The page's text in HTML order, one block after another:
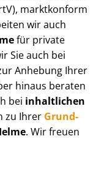
marktkonform
wir auch
für private
Sie auch bei
Anhebung Ihrer
hinaus beraten
bei inhaltlichen
zu Ihrer Grund­
. Wir freuen